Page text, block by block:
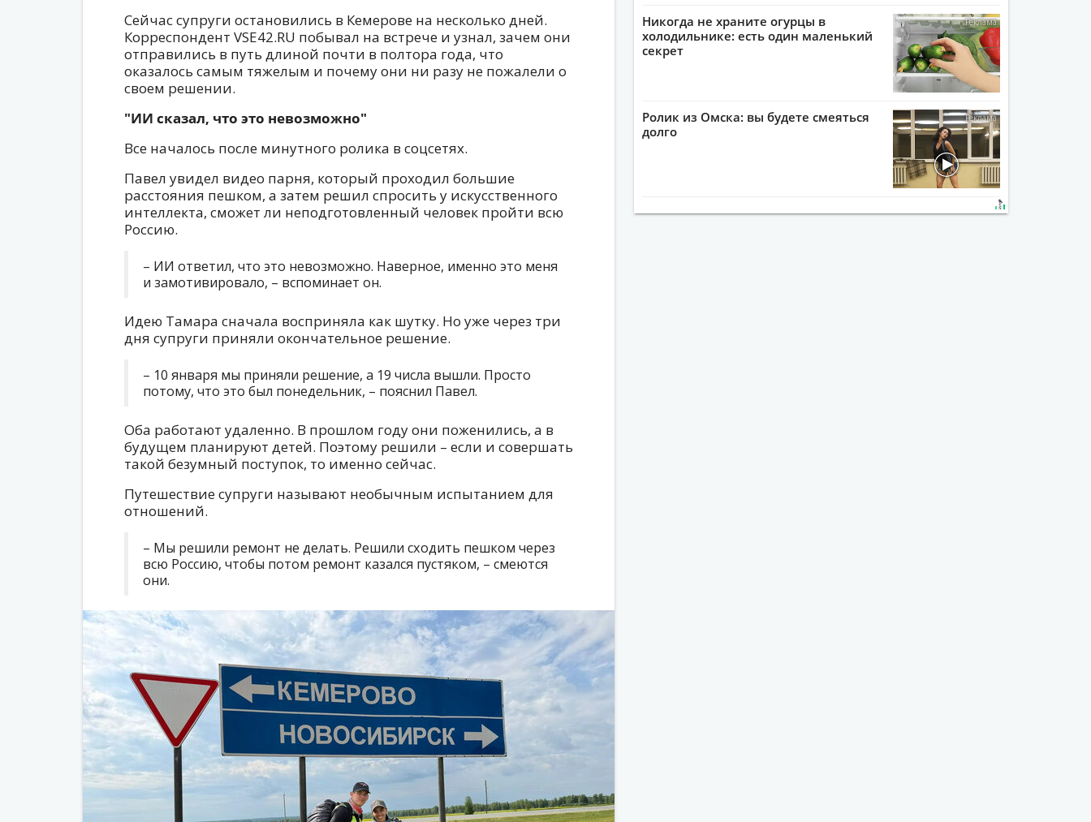
Сейчас супруги остановились в Кемерове на несколько дней.
Корреспондент VSE42.RU побывал на встрече и узнал, зачем они
отправились в путь длиной почти в полтора года, что
оказалось самым тяжелым и почему они ни разу не пожалели о
своем решении.
"ИИ сказал, что это невозможно"
Все началось после минутного ролика в соцсетях.
Павел увидел видео парня, который проходил большие
расстояния пешком, а затем решил спросить у искусственного
интеллекта, сможет ли неподготовленный человек пройти всю
Россию.
– ИИ ответил, что это невозможно. Наверное, именно это меня
и замотивировало, – вспоминает он.
Идею Тамара сначала восприняла как шутку. Но уже через три
дня супруги приняли окончательное решение.
– 10 января мы приняли решение, а 19 числа вышли. Просто
потому, что это был понедельник, – пояснил Павел.
Оба работают удаленно. В прошлом году они поженились, а в
будущем планируют детей. Поэтому решили – если и совершать
такой безумный поступок, то именно сейчас.
Путешествие супруги называют необычным испытанием для
отношений.
– Мы решили ремонт не делать. Решили сходить пешком через
всю Россию, чтобы потом ремонт казался пустяком, – смеются
они.
Никогда не храните огурцы в
холодильнике: есть один маленький
секрет
Ролик из Омска: вы будете смеяться
долго